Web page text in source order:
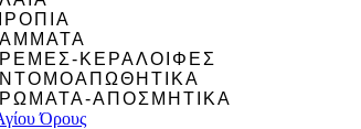
ΚΕΡΑΛΟΙΦΕΣ
ΑΠΟΣΜΗΤΙΚΑ
Όρους